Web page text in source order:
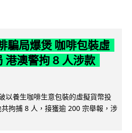
騙局爆煲 咖啡包裝虛
港澳警拘 8 人涉款
以養生咖啡生意包裝的虛擬貨幣投
拘捕 8 人，接獲逾 200 宗舉報，涉